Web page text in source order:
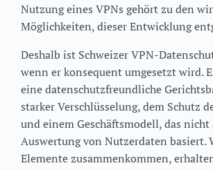
Nutzung eines VPNs gehört zu den
Möglichkeiten, dieser Entwicklung
Deshalb ist Schweizer VPN-
wenn er konsequent umgesetzt wird.
eine datenschutzfreundliche
starker Verschlüsselung, dem Schutz
und einem Geschäftsmodell, das nicht
Auswertung von Nutzerdaten basiert.
Elemente zusammenkommen,